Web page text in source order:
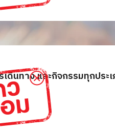
ดินทาง และกิจกรรมทุกประ